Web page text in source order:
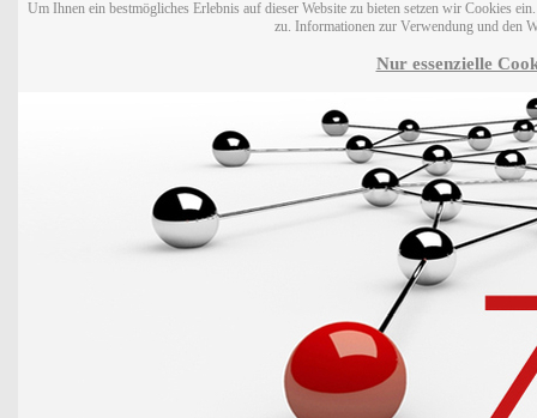
Um Ihnen ein bestmögliches Erlebnis auf dieser Website zu bieten setzen wir Cookies
zu. Informationen zur Verwendung und den
Nur essenzielle